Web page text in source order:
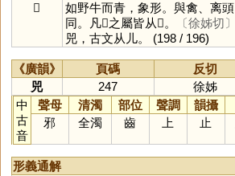
𤉡
如野牛而青，象形。與禽、离頭
同。凡𤉡之屬皆从𤉡。
〔徐姊切〕
兕，古文从儿。 (198 / 196)
《廣韻》 頁碼 反切
兕
247
徐姊
中
古
音
聲母 清濁 部位 聲調 韻攝
邪
全濁 齒 上 止
形義通解